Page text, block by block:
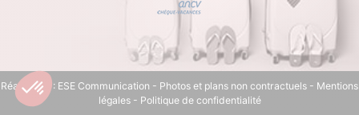
Réalisation : ESE Communication - Photos et plans non contractuels - Mentions
légales- Politique de confidentialité